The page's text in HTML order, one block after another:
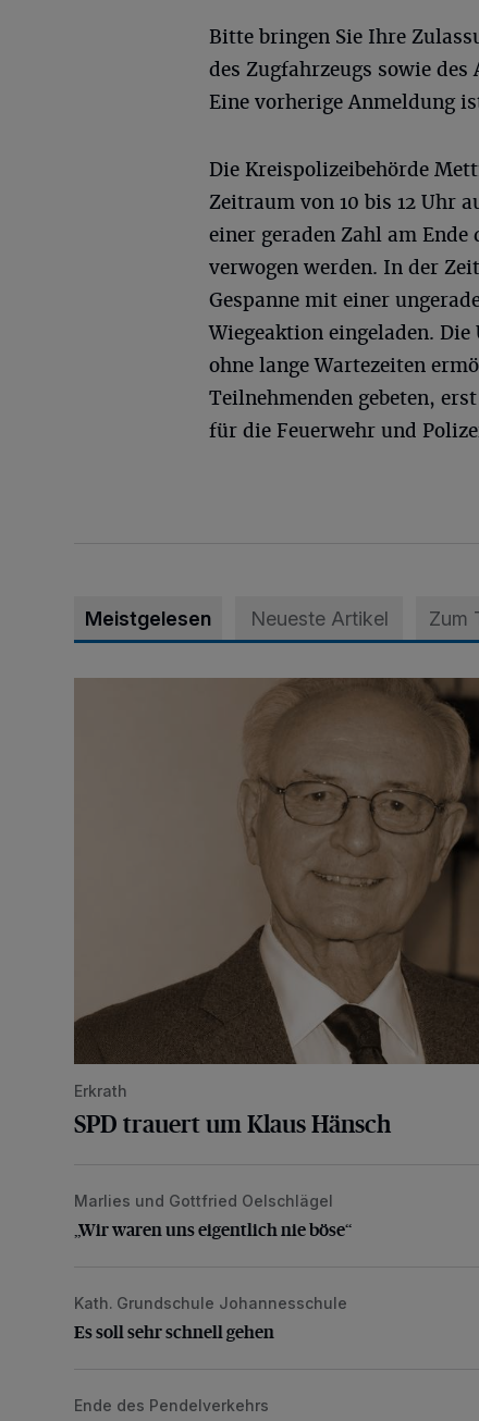
Bitte bringen Sie Ihre
des Zugfahrzeugs sowie
Eine vorherige Anmeldung
Die Kreispolizeibehörde
Zeitraum von 10 bis 12 Uhr
einer geraden Zahl am Ende
verwogen werden. In der
Gespanne mit einer
Wiegeaktion eingeladen.
ohne lange Wartezeiten
Teilnehmenden gebeten,
für die Feuerwehr und
Meistgelesen Neueste Artikel Zum
SPD trauert um Klaus Hänsch
Erkrath
SPD trauert um Klaus Hänsch
„Wir waren uns eigentlich nie böse“
Marlies und Gottfried Oelschlägel
„Wir waren uns eigentlich nie böse“
Es soll sehr schnell gehen
Kath. Grundschule Johannesschule
Es soll sehr schnell gehen
Rheinbahn: „Wir werden Euch vermissen“
Ende des Pendelverkehrs